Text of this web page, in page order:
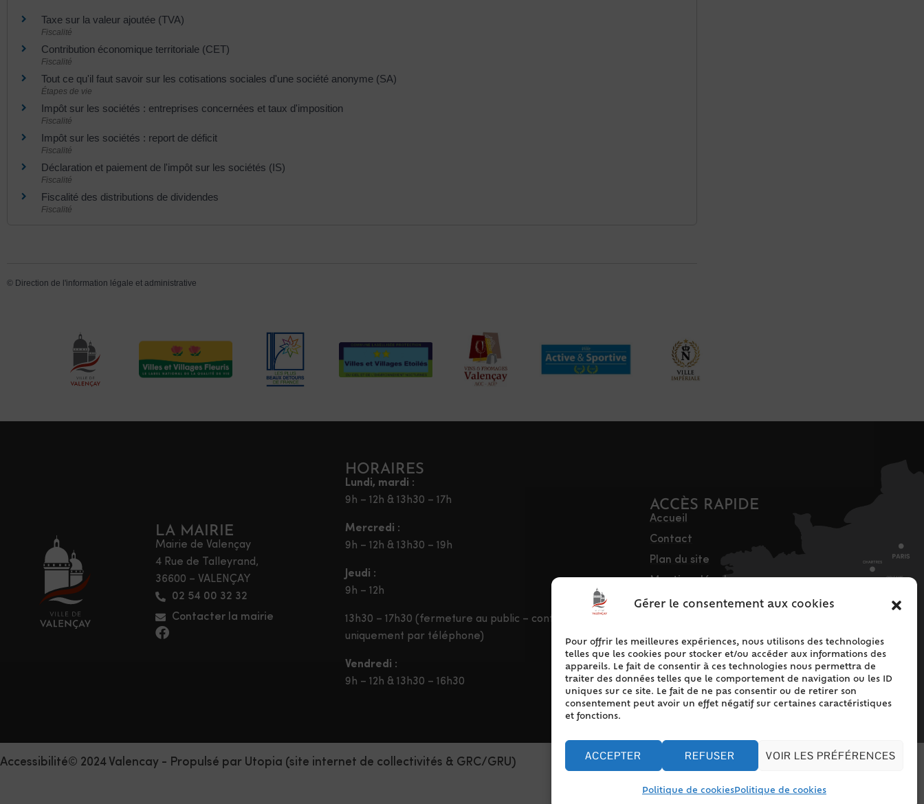
Gérer le consentement aux cookies
Pour offrir les meilleures expériences, nous utilisons des technologies
telles que les cookies pour stocker et/ou accéder aux informations des
appareils. Le fait de consentir à ces technologies nous permettra de
traiter des données telles que le comportement de navigation ou les ID
uniques sur ce site. Le fait de ne pas consentir ou de retirer son
consentement peut avoir un effet négatif sur certaines caractéristiques
et fonctions.
ACCEPTER REFUSER VOIR LES PRÉFÉRENCES
Politique de cookiesPolitique de cookies
Taxe sur la valeur ajoutée (TVA)
Fiscalité
Contribution économique territoriale (CET)
Fiscalité
Tout ce qu'il faut savoir sur les cotisations sociales d'une société anonyme (SA)
Étapes de vie
Impôt sur les sociétés : entreprises concernées et taux d'imposition
Fiscalité
Impôt sur les sociétés : report de déficit
Fiscalité
Déclaration et paiement de l'impôt sur les sociétés (IS)
Fiscalité
Fiscalité des distributions de dividendes
Fiscalité
© Direction de l'information légale et administrative
LA MAIRIE
Mairie de Valençay
4 Rue de Talleyrand,
36600 – VALENÇAY
02 54 00 32 32
Contacter la mairie
HORAIRES
Lundi, mardi :
9h – 12h & 13h30 – 17h
Mercredi :
9h – 12h & 13h30 – 19h
Jeudi :
9h – 12h
13h30 – 17h30 (fermeture au public – contact
uniquement par téléphone)
Vendredi :
9h – 12h & 13h30 – 16h30
ACCÈS RAPIDE
Accueil
Contact
Plan du site
Mentions légales
Traitement des
Politique de cookies
(UE)
Accessibilité© 2024 Valencay - Propulsé par Utopia (site internet de collectivités & GRC/GRU)